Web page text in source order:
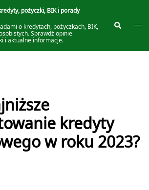
pożyczki, BIK i porady
o kredytach, pożyczkach, BIK,
Sprawdź opinie
i aktualne informacje.
Szukaj
kredyty
w roku 2023?